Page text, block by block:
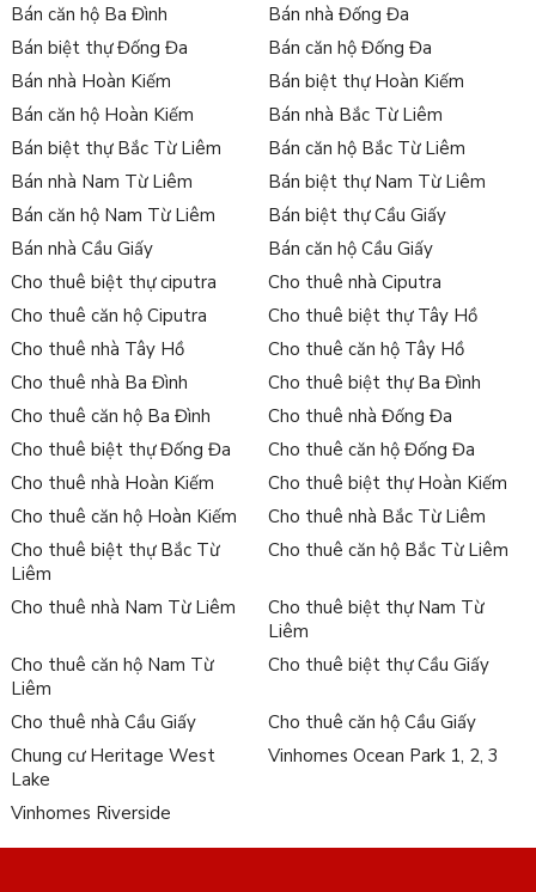
Bán căn hộ Ba Đình
Bán nhà Đống Đa
Bán biệt thự Đống Đa
Bán căn hộ Đống Đa
Bán nhà Hoàn Kiếm
Bán biệt thự Hoàn Kiếm
Bán căn hộ Hoàn Kiếm
Bán nhà Bắc Từ Liêm
Bán biệt thự Bắc Từ Liêm
Bán căn hộ Bắc Từ Liêm
Bán nhà Nam Từ Liêm
Bán biệt thự Nam Từ Liêm
Bán căn hộ Nam Từ Liêm
Bán biệt thự Cầu Giấy
Bán nhà Cầu Giấy
Bán căn hộ Cầu Giấy
Cho thuê biệt thự ciputra
Cho thuê nhà Ciputra
Cho thuê căn hộ Ciputra
Cho thuê biệt thự Tây Hồ
Cho thuê nhà Tây Hồ
Cho thuê căn hộ Tây Hồ
Cho thuê nhà Ba Đình
Cho thuê biệt thự Ba Đình
Cho thuê căn hộ Ba Đình
Cho thuê nhà Đống Đa
Cho thuê biệt thự Đống Đa
Cho thuê căn hộ Đống Đa
Cho thuê nhà Hoàn Kiếm
Cho thuê biệt thự Hoàn Kiếm
Cho thuê căn hộ Hoàn Kiếm
Cho thuê nhà Bắc Từ Liêm
Cho thuê biệt thự Bắc Từ
Liêm
Cho thuê căn hộ Bắc Từ Liêm
Cho thuê nhà Nam Từ Liêm
Cho thuê biệt thự Nam Từ
Liêm
Cho thuê căn hộ Nam Từ
Liêm
Cho thuê biệt thự Cầu Giấy
Cho thuê nhà Cầu Giấy
Cho thuê căn hộ Cầu Giấy
Chung cư Heritage West
Lake
Vinhomes Ocean Park 1, 2, 3
Vinhomes Riverside